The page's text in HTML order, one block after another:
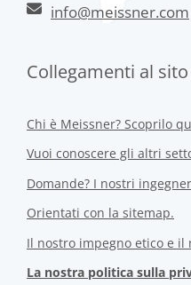
info@meissner.com
Collegamenti al sito
Chi è Meissner? Scoprilo
Vuoi conoscere gli altri
Domande? I nostri
Orientati con la sitemap.
Il nostro impegno etico e il
La nostra politica sulla